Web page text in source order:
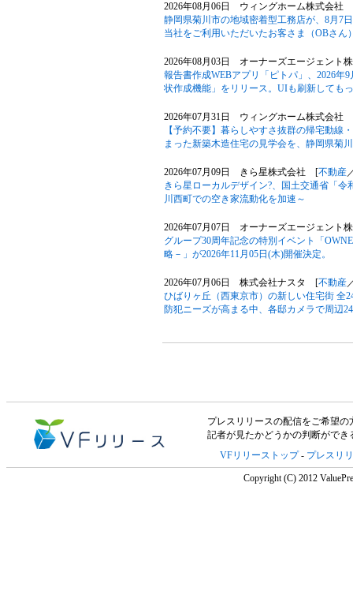
2026年08月06日 ウィングホーム株式会社
静岡県菊川市の地域密着型工務店が、8月7
当社をご利用いただいたお客さま（OBさ
2026年08月03日 オーナーズエージェント
報告書作成WEBアプリ「ピトパ」、2026年
状作成機能」をリリース。UIも刷新しても
2026年07月31日 ウィングホーム株式会社
【予約不要】暮らしやすさ抜群の帰宅動線
まった新築木造住宅の見学会を、静岡県菊
2026年07月09日 きら星株式会社 [不動産
きら星ローカルデザイン?、国土交通省「
川西町での空き家流動化を加速～
2026年07月07日 オーナーズエージェント
グループ30周年記念の特別イベント「
略－」が2026年11月05日(木)開催決定。
2026年07月06日 株式会社ナスタ [不動産
ひばりヶ丘（西東京市）の新しい住宅街 全
防犯ニーズが高まる中、各邸カメラで周辺
プレスリリースの配信をご希望の
記者が見たかどうかの判断がで
VFリリーストップ- プレスリ
Copyright (C) 2012